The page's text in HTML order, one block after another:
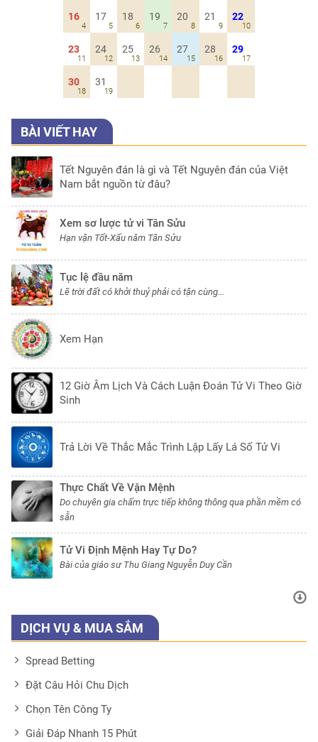
16
4
17
5
18
6
19
7
20
8
21
9
22
10
23
11
24
12
25
13
26
14
27
15
28
16
29
17
30
18
31
19
BÀI VIẾT HAY
Tết Nguyên đán là gì và Tết Nguyên đán của Việt
Nam bắt nguồn từ đâu?
Xem sơ lược tử vi Tân Sửu
Hạn vận Tốt-Xấu năm Tân Sửu
Tục lệ đầu năm
Lẽ trời đất có khởi thuỷ phải có tận cùng...
Xem Hạn
12 Giờ Âm Lịch Và Cách Luận Đoán Tử Vi Theo Giờ
Sinh
Trả Lời Về Thắc Mắc Trình Lập Lấy Lá Số Tử Vi
Thực Chất Về Vận Mệnh
Do chuyên gia chấm trực tiếp không thông qua phần mềm có
sẵn
Tử Vi Định Mệnh Hay Tự Do?
Bài của giáo sư Thu Giang Nguyễn Duy Cần
DỊCH VỤ & MUA SẮM
Spread Betting
Đặt Câu Hỏi Chu Dịch
Chọn Tên Công Ty
Giải Đáp Nhanh 15 Phút